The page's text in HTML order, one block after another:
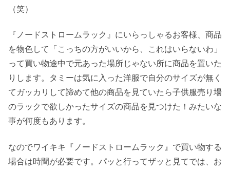
（笑）
『ノードストロームラック』にいらっしゃるお客様、商品
を物色して「こっちの方がいいから、これはいらないわ」
って買い物途中で元あった場所じゃない所に商品を置いた
りします。タミーは気に入った洋服で自分のサイズが無く
てガッカリして諦めて他の商品を見ていたら子供服売り場
のラックで欲しかったサイズの商品を見つけた！みたいな
事が何度もあります。
なのでワイキキ『ノードストロームラック』で買い物する
場合は時間が必要です。パッと行ってザッと見てでは、お